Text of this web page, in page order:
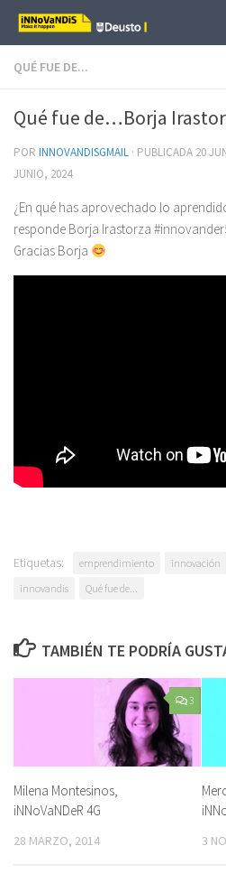
Saltar al contenido
QUÉ FUE DE...
Qué fue de…Borja
POR INNOVANDISGMAIL · PUBLICADA 20
JUNIO, 2024
¿En qué has aprovechado lo
responde Borja Irastorza
Gracias Borja
Etiquetas: emprendimiento innovación
innovandis
Qué fue de...
TAMBIÉN TE PODRÍA
3
Milena Montesinos,
iNNoVaNDeR 4G
28 MARZO, 2014 3